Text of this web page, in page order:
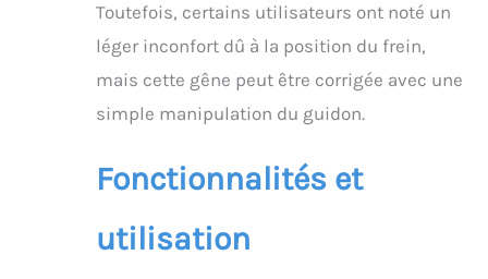
Toutefois, certains utilisateurs ont noté un
léger inconfort dû à la position du frein,
mais cette gêne peut être corrigée avec une
simple manipulation du guidon.
Fonctionnalités et
utilisation